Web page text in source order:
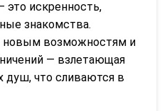
это искренность,
знакомства.
новым возможностям и
— взлетающая
душ, что сливаются в